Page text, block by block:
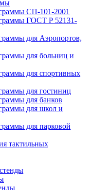
СП-101-2001
ГОСТ Р 52131-
для Аэропортов,
для больниц и
для спортивных
для гостиниц
для банков
для школ и
для парковой
тактильных